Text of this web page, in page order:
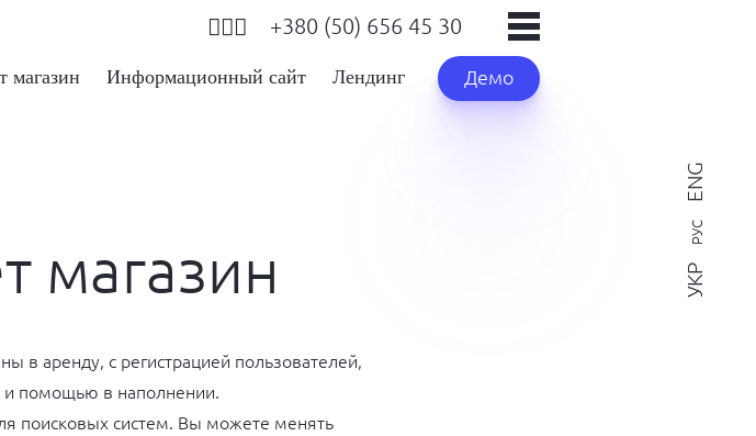
+380 (50) 656 45 30
магазин Информационный сайт Лендинг Демо
магазин
в аренду, с регистрацией пользователей,
и помощью в наполнении.
поисковых систем. Вы можете менять
УКР
РУС
ENG